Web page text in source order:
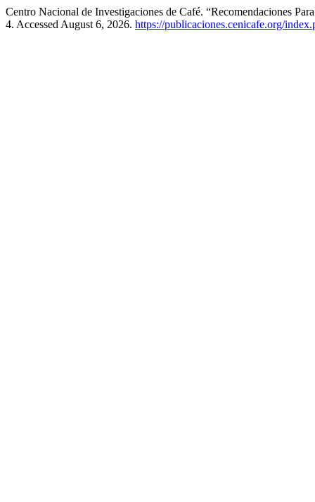
Centro Nacional de Investigaciones de Café. “Recomendaciones
4. Accessed August 6, 2026. https://publicaciones.cenicafe.org/